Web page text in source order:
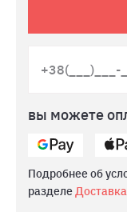
вы можете
Подробнее об
разделе